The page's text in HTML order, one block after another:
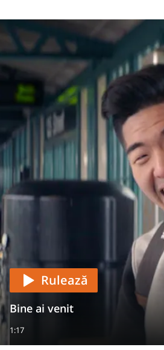
Rulează
Bine ai venit
1:17